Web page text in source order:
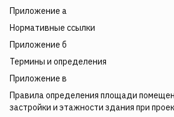
Приложение а
Нормативные ссылки
Приложение б
Термины и определения
Приложение в
Правила определения площади
застройки и этажности здания при